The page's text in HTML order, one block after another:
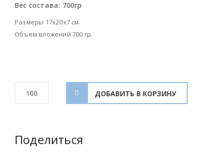
Вес состава: 700гр
Размеры 17х20х7 см.
Объем вложений 700 гр.
Поделиться